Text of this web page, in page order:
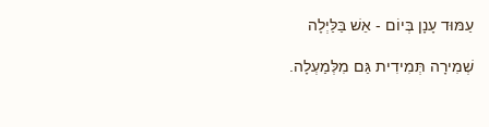
עַמּוּד עָנָן בְּיוֹם - אֵשׁ בַּלַּיְלָה
שְׁמִירָה תְּמִידִית גַּם מִלְּמַעְלָה.